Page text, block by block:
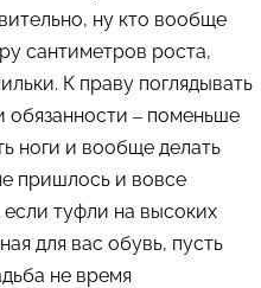
ну кто вообще
сантиметров роста,
К праву поглядывать
– поменьше
ноги и вообще делать
пришлось и вовсе
туфли на высоких
для вас обувь, пусть
не время